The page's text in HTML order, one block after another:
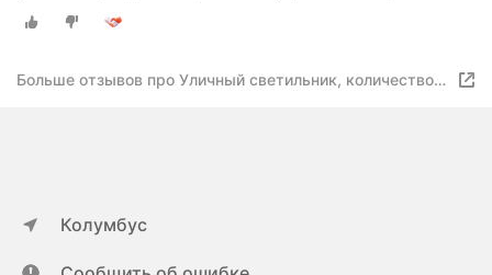
лампочка
Больше отзывов про Уличный светильник, количество
Колумбус